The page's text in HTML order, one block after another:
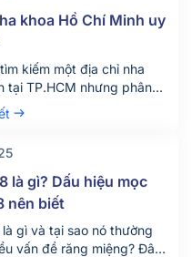
khoa Hồ Chí Minh uy
kiếm một địa chỉ nha
tại TP.HCM nhưng phân
trăm phòng khám lớn
chọn đúng nha khoa
an toàn, tiết kiệm thời
phí. Đừng chỉ dựa vào vị trí
là gì? Dấu hiệu mọc
nên biết
là gì và tại sao nó thường
vấn đề răng miệng? Đây